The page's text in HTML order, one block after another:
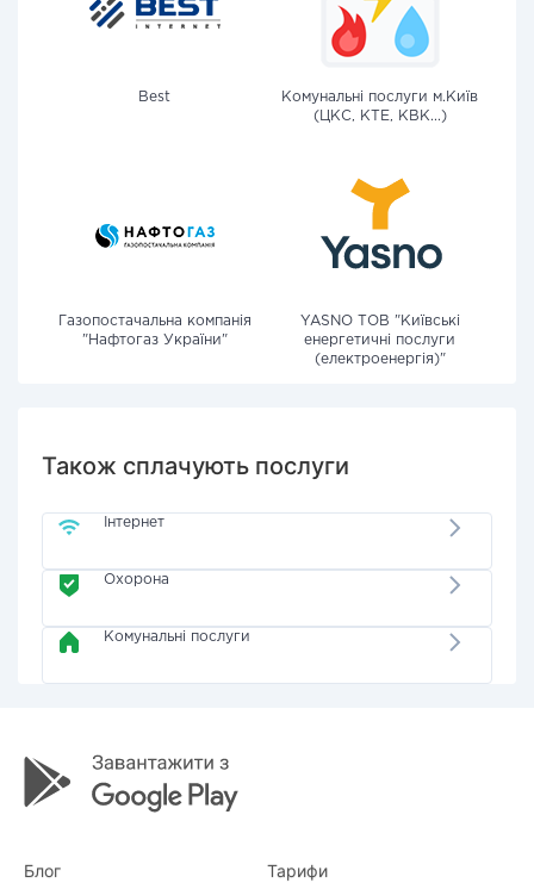
Best
Комунальні послуги м.Київ
(ЦКС, КТЕ, КВК...)
Газопостачальна компанія
"Нафтогаз України"
YASNO ТОВ "Київські
енергетичні послуги
(електроенергія)"
Також сплачують послуги
Інтернет
Охорона
Комунальні послуги
Блог Тарифи